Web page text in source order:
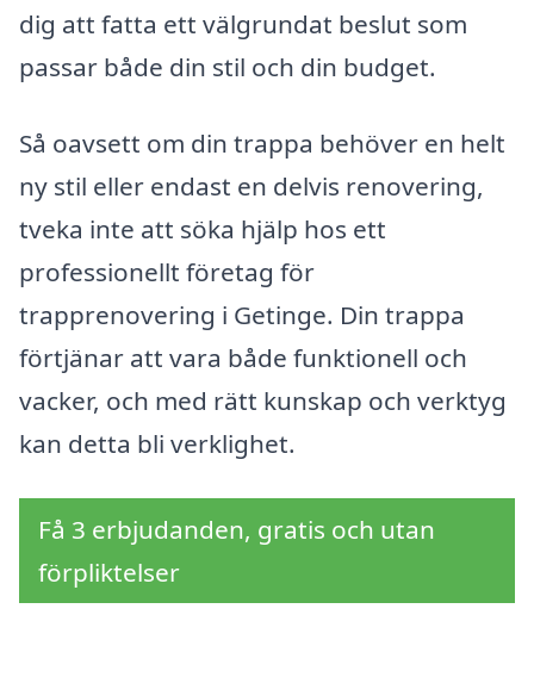
dig att fatta ett välgrundat beslut som
passar både din stil och din budget.
Så oavsett om din trappa behöver en helt
ny stil eller endast en delvis renovering,
tveka inte att söka hjälp hos ett
professionellt företag för
trapprenovering i Getinge. Din trappa
förtjänar att vara både funktionell och
vacker, och med rätt kunskap och verktyg
kan detta bli verklighet.
Få 3 erbjudanden, gratis och utan
förpliktelser